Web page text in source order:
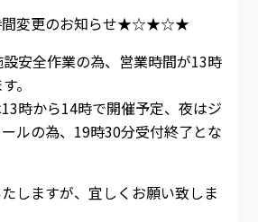
変更のお知らせ★☆★☆★
安全作業の為、営業時間が13時
。
時から14時で開催予定、夜はジ
ルの為、19時30分受付終了とな
しますが、宜しくお願い致しま